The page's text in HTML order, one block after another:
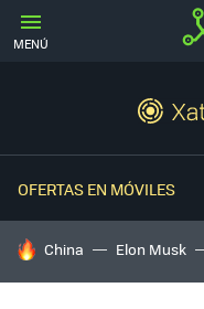
MENÚ
OFERTAS EN MÓVILES
HOY SE HABLA DE
China Elon Musk